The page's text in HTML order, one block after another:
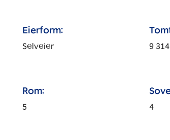
Eierform:
Selveier 9 314
Rom:
5 4